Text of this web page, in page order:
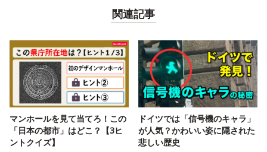
関連記事
マンホールを見て当てろ！この
「日本の都市」はどこ？【3ヒ
ントクイズ】
ドイツでは「信号機のキャラ」
が人気？かわいい姿に隠された
悲しい歴史